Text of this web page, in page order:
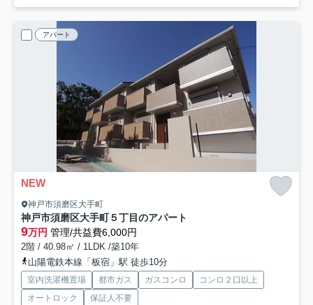
アパート
NEW
神戸市須磨区大手町
神戸市須磨区大手町５丁目のアパート
9万円 管理/共益費6,000円
2階 / 40.98㎡ / 1LDK /築10年
山陽電鉄本線「板宿」駅 徒歩10分
室内洗濯機置場 都市ガス ガスコンロ
コンロ２口以上
オートロック
保証人不要